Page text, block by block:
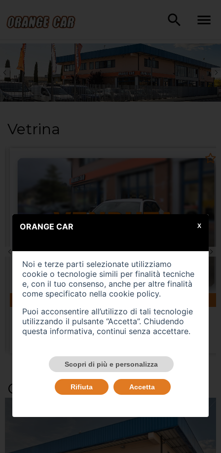
Vetrina
160183 km gasolio 04/2019
VOLKSWAGEN Tiguan 2ª serie
USATO
Prezzo 15.500,00 €
Occasioni e Notizie
ORANGE CAR
Noi e terze parti selezionate utilizziamo
cookie o tecnologie simili per finalità tecniche
e, con il tuo consenso, anche per altre finalità
come specificato nella cookie policy.
Puoi acconsentire all’utilizzo di tali tecnologie
utilizzando il pulsante “Accetta”. Chiudendo
questa informativa, continui senza accettare.
Scopri di più e personalizza
Rifiuta Accetta
X